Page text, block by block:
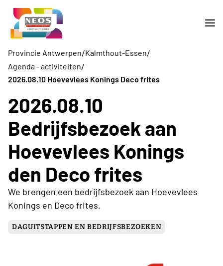
Provincie Antwerpen/Kalmthout-Essen/
Agenda - activiteiten/
2026.08.10 Hoevevlees Konings Deco frites
2026.08.10
Bedrijfsbezoek aan
Hoevevlees Konings
den Deco frites
We brengen een bedrijfsbezoek aan Hoevevlees
Konings en Deco frites.
DAGUITSTAPPEN EN BEDRIJFSBEZOEKEN